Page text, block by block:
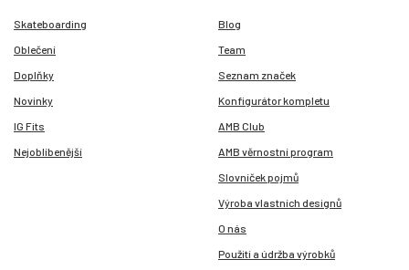
Skateboarding
Oblečení
Doplňky
Novinky
IG Fits
Nejoblíbenější
Blog
Team
Seznam značek
Konfigurátor kompletu
AMB Club
AMB věrnostní program
Slovníček pojmů
Výroba vlastních designů
O nás
Použití a údržba výrobků